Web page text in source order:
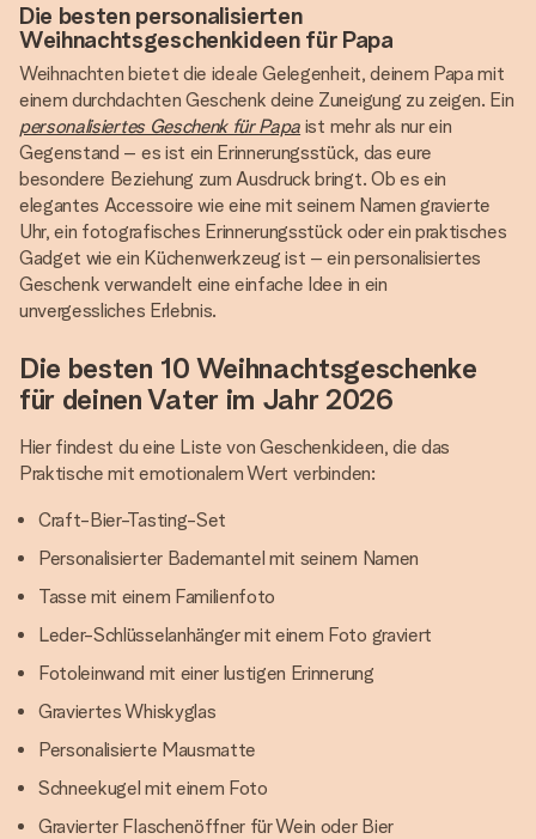
Die besten personalisierten
Weihnachtsgeschenkideen für Papa
Weihnachten bietet die ideale Gelegenheit, deinem Papa mit
einem durchdachten Geschenk deine Zuneigung zu zeigen. Ein
personalisiertes Geschenk für Papa ist mehr als nur ein
Gegenstand – es ist ein Erinnerungsstück, das eure
besondere Beziehung zum Ausdruck bringt. Ob es ein
elegantes Accessoire wie eine mit seinem Namen gravierte
Uhr, ein fotografisches Erinnerungsstück oder ein praktisches
Gadget wie ein Küchenwerkzeug ist – ein personalisiertes
Geschenk verwandelt eine einfache Idee in ein
unvergessliches Erlebnis.
Die besten 10 Weihnachtsgeschenke
für deinen Vater im Jahr 2026
Hier findest du eine Liste von Geschenkideen, die das
Praktische mit emotionalem Wert verbinden:
Craft-Bier-Tasting-Set
Personalisierter Bademantel mit seinem Namen
Tasse mit einem Familienfoto
Leder-Schlüsselanhänger mit einem Foto graviert
Fotoleinwand mit einer lustigen Erinnerung
Graviertes Whiskyglas
Personalisierte Mausmatte
Schneekugel mit einem Foto
Gravierter Flaschenöffner für Wein oder Bier